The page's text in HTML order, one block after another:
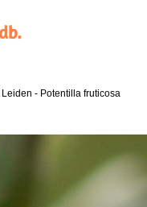
Leiden - Potentilla fruticosa